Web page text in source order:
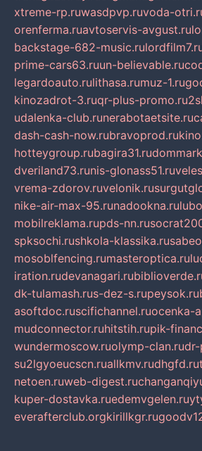
xtreme-rp.ruwasdpvp.ruvoda-
orenferma.ruavtoservis-avgust.ru
backstage-682-music.ru
prime-cars63.ruun-believable.ru
legardoauto.rulithasa.rumuz-1.ru
kinozadrot-3.ruqr-plus-promo.ru
udalenka-club.runerabotaetsite.ru
dash-cash-now.rubravoprod.ru
hotteygroup.rubagira31.ru
dveriland73.runis-glonass51.ru
vrema-zdorov.ruvelonik.ru
nike-air-max-95.runadookna.ru
mobilreklama.rupds-nn.ru
spksochi.rushkola-klassika.ru
mosoblfencing.rumasteroptica.ru
iration.rudevanagari.ru
dk-tulamash.rus-dez-s.rupeysok.ru
asoftdoc.ruscifichannel.ruocenka-
mudconnector.ruhitstih.rupik-
wundermoscow.ruolymp-clan.rudr-
su2lgyoeucscn.ruallkmv.rudhgfd.ru
netoen.ruweb-digest.ru
kuper-dostavka.ruedemvgelen.ru
everafterclub.orgkirillkgr.ru